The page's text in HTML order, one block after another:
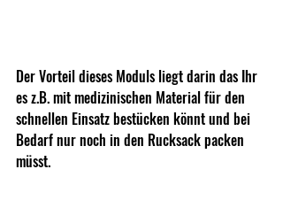
Der Vorteil dieses Moduls liegt darin das Ihr
es z.B. mit medizinischen Material für den
schnellen Einsatz bestücken könnt und bei
Bedarf nur noch in den Rucksack packen
müsst.